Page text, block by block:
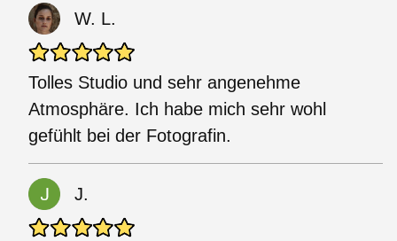
W. L.
Tolles Studio und sehr angenehme
Atmosphäre. Ich habe mich sehr wohl
gefühlt bei der Fotografin.
J.